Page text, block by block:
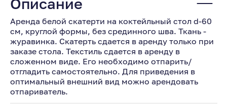
Описание
Аренда белой скатерти на коктейльный стол d-60
см, круглой формы, без срединного шва. Ткань -
журавинка. Скатерть сдается в аренду только при
заказе стола. Текстиль сдается в аренду в
сложенном виде. Его необходимо отпарить/
отгладить самостоятельно. Для приведения в
оптимальный внешний вид можно арендовать
отпариватель.